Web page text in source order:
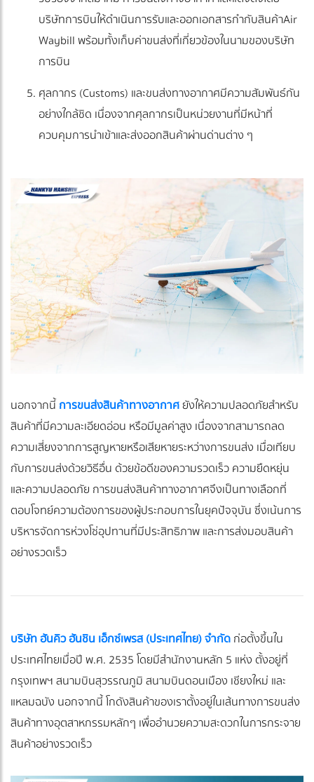
บริษัทการบินให้ดำเนินการรับและออกเอกสารกำกับสินค้าAir
Waybill พร้อมทั้งเก็บค่าขนส่งที่เกี่ยวข้องในนามของบริษัท
การบิน
ศุลกากร (Customs) และขนส่งทางอากาศมีความสัมพันธ์กัน
อย่างใกล้ชิด เนื่องจากศุลกากรเป็นหน่วยงานที่มีหน้าที่
ควบคุมการนำเข้าและส่งออกสินค้าผ่านด่านต่าง ๆ
นอกจากนี้การขนส่งสินค้าทางอากาศยังให้ความปลอดภัยสำหรับ
สินค้าที่มีความละเอียดอ่อน หรือมีมูลค่าสูง เนื่องจากสามารถลด
ความเสี่ยงจากการสูญหายหรือเสียหายระหว่างการขนส่ง เมื่อเทียบ
กับการขนส่งด้วยวิธีอื่น ด้วยข้อดีของความรวดเร็ว ความยืดหยุ่น
และความปลอดภัย การขนส่งสินค้าทางอากาศจึงเป็นทางเลือกที่
ตอบโจทย์ความต้องการของผู้ประกอบการในยุคปัจจุบัน ซึ่งเน้นการ
บริหารจัดการห่วงโซ่อุปทานที่มีประสิทธิภาพ และการส่งมอบสินค้า
อย่างรวดเร็ว
บริษัท ฮันคิว ฮันชิน เอ็กซ์เพรส (ประเทศไทย) จำกัดก่อตั้งขึ้นใน
ประเทศไทยเมื่อปี พ.ศ. 2535 โดยมีสำนักงานหลัก 5 แห่ง ตั้งอยู่ที่
กรุงเทพฯ สนามบินสุวรรณภูมิ สนามบินดอนเมือง เชียงใหม่ และ
แหลมฉบัง นอกจากนี้ โกดังสินค้าของเราตั้งอยู่ในเส้นทางการขนส่ง
สินค้าทางอุตสาหกรรมหลักๆ เพื่ออำนวยความสะดวกในการกระจาย
สินค้าอย่างรวดเร็ว